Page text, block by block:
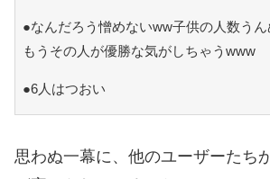
●なんだろう憎めないww子供の人数う
もうその人が優勝な気がしちゃうwww
●6人はつおい
思わぬ一幕に、他のユーザーたち